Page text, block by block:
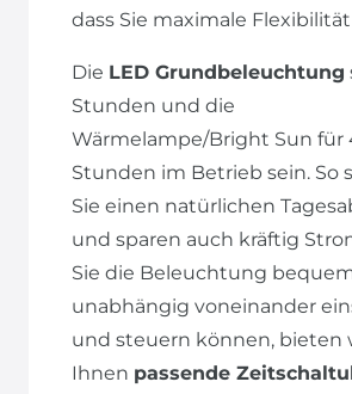
dass Sie maximale
Die LED Grundbeleuchtung
Stunden und die
Wärmelampe/Bright Sun für
Stunden im Betrieb sein. So
Sie einen natürlichen
und sparen auch kräftig
Sie die Beleuchtung
unabhängig voneinander
und steuern können, bieten
Ihnen passende